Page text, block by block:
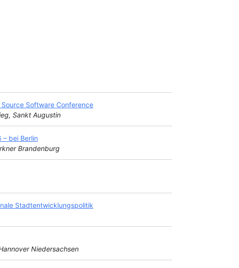
Software Conference
Sankt Augustin
– bei Berlin
Brandenburg
Stadtentwicklungspolitik
Niedersachsen